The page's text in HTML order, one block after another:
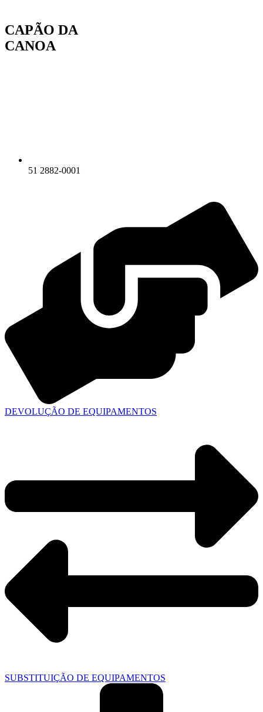
o
conteúdo
CAPÃO DA
CANOA
51 2882-0001
DEVOLUÇÃO DE EQUIPAMENTOS
SUBSTITUIÇÃO DE EQUIPAMENTOS